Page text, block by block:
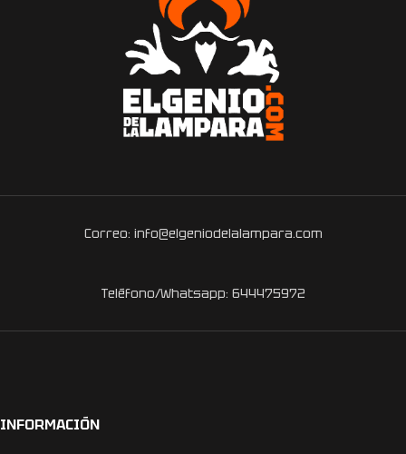
Correo: info@elgeniodelalampara.com
Teléfono/Whatsapp: 644475972
INFORMACIÓN